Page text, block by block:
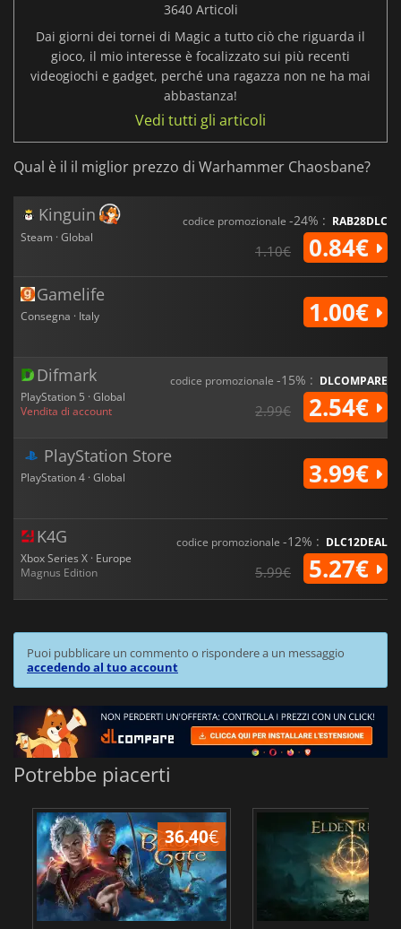
3640 Articoli
Dai giorni dei tornei di Magic a tutto ciò che riguarda il
gioco, il mio interesse è focalizzato sui più recenti
videogiochi e gadget, perché una ragazza non ne ha mai
abbastanza!
Vedi tutti gli articoli
Qual è il il miglior prezzo di Warhammer Chaosbane?
Kinguin
Steam · Global
codice promozionale -24% : RAB28DLC
1.10€ 0.84€
Gamelife
Consegna · Italy 1.00€
Difmark
PlayStation 5 · Global
Vendita di account
codice promozionale -15% : DLCOMPARE
2.99€ 2.54€
PlayStation Store
PlayStation 4 · Global 3.99€
K4G
Xbox Series X · Europe
Magnus Edition
codice promozionale -12% : DLC12DEAL
5.99€ 5.27€
Puoi pubblicare un commento o rispondere a un messaggio
accedendo al tuo account
Potrebbe piacerti
36.40€